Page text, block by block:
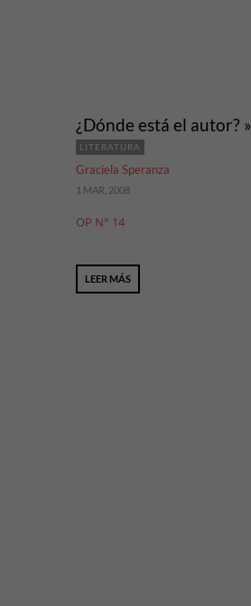
¿Dónde está el autor? »
LITERATURA
Graciela Speranza
1 MAR, 2008
OP N° 14
LEER MÁS